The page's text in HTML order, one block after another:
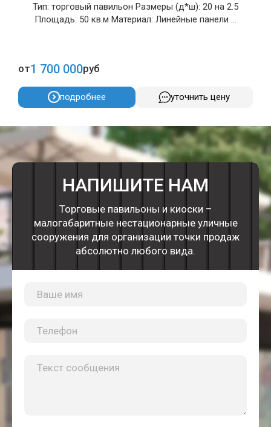
Тип: торговый павильон Размеры (д*ш): 20 на 2.5
Площадь: 50 кв.м Материал: Линейные панели ...
от1 700 000руб
подробнее уточнить цену
НАПИШИТЕ НАМ
Торговые павильоны и киоски –
малогабаритные нестационарные уличные
сооружения для организации точки продаж
абсолютно любого вида.